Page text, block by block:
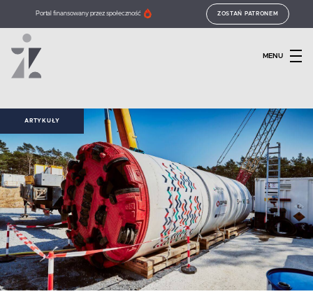
Portal finansowany przez społeczność ZOSTAŃ PATRONEM
MENU
ARTYKUŁY